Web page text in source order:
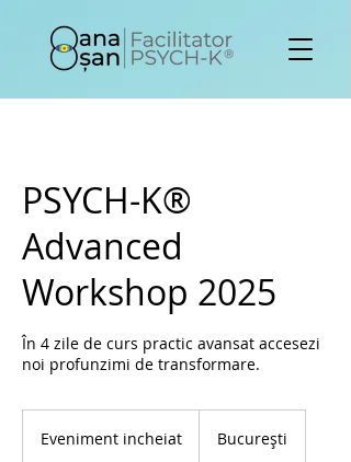
PSYCH-K®
Advanced
Workshop 2025
În 4 zile de curs practic avansat accesezi
noi profunzimi de transformare.
Eveniment incheiat București